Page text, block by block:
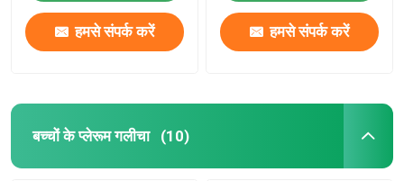
हमसे संपर्क करें हमसे संपर्क करें
बच्चों के प्लेरूम गलीचा (10)